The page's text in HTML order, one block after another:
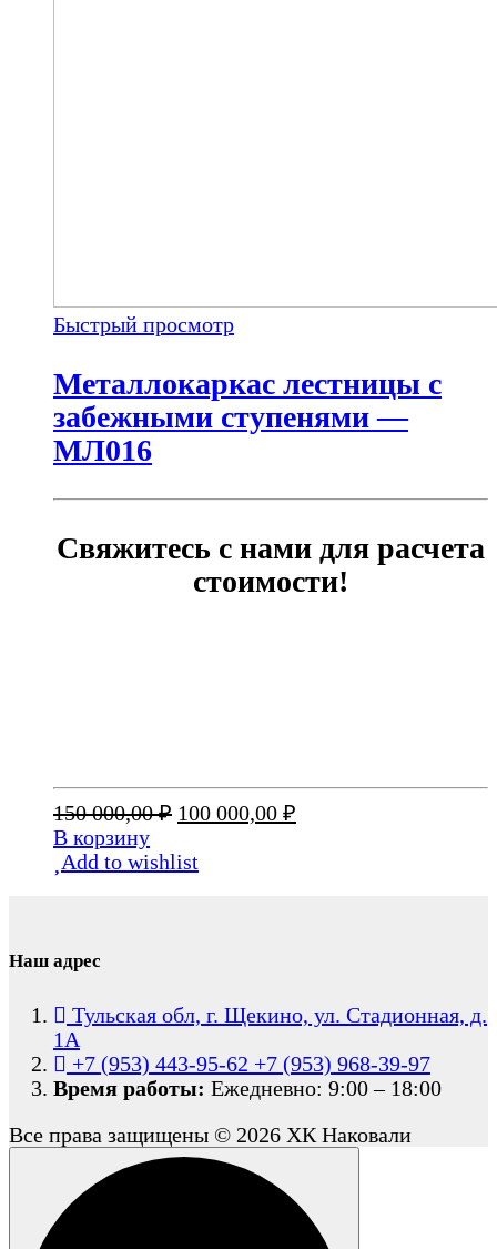
Быстрый просмотр
Металлокаркас лестницы с
забежными ступенями —
МЛ016
Свяжитесь с нами для расчета
стоимости!
150 000,00₽ Первоначальная
составляла
100 000,00 ₽
В корзину
Add to wishlist
Наш адрес
Тульская обл, г. Щекино, ул. Стадионная, д.
1А
+7 (953) 443-95-62 +7 (953) 968-39-97
Время работы: Ежедневно: 9:00 – 18:00
Все права защищены © 2026 ХК Наковали